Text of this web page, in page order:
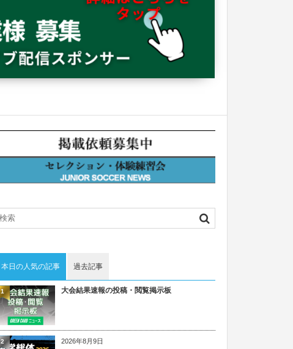
本日の人気の記事 過去記事
大会結果速報の投稿・閲覧掲示板
1
2026年8月9日
2